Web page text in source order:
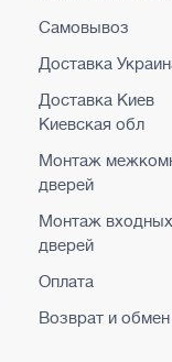
Самовывоз
Доставка
Доставка Киев
Киевская обл
Монтаж
дверей
Монтаж входных
дверей
Оплата
Возврат и обмен